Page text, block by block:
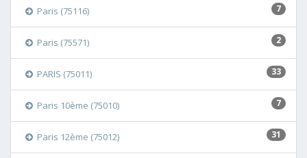
7
Paris (75116)
2
Paris (75571)
33
PARIS (75011)
7
Paris 10ème (75010)
31
Paris 12ème (75012)